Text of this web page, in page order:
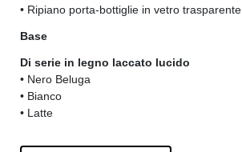
• Ripiano porta-bottiglie in vetro trasparente
Base
Di serie in legno laccato lucido
• Nero Beluga
• Bianco
• Latte